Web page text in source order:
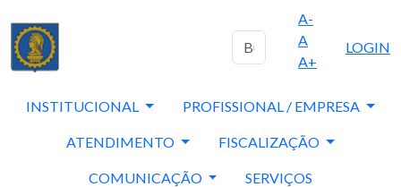
A-
A
A+
LOGIN
INSTITUCIONAL PROFISSIONAL / EMPRESA
ATENDIMENTO FISCALIZAÇÃO
COMUNICAÇÃO SERVIÇOS